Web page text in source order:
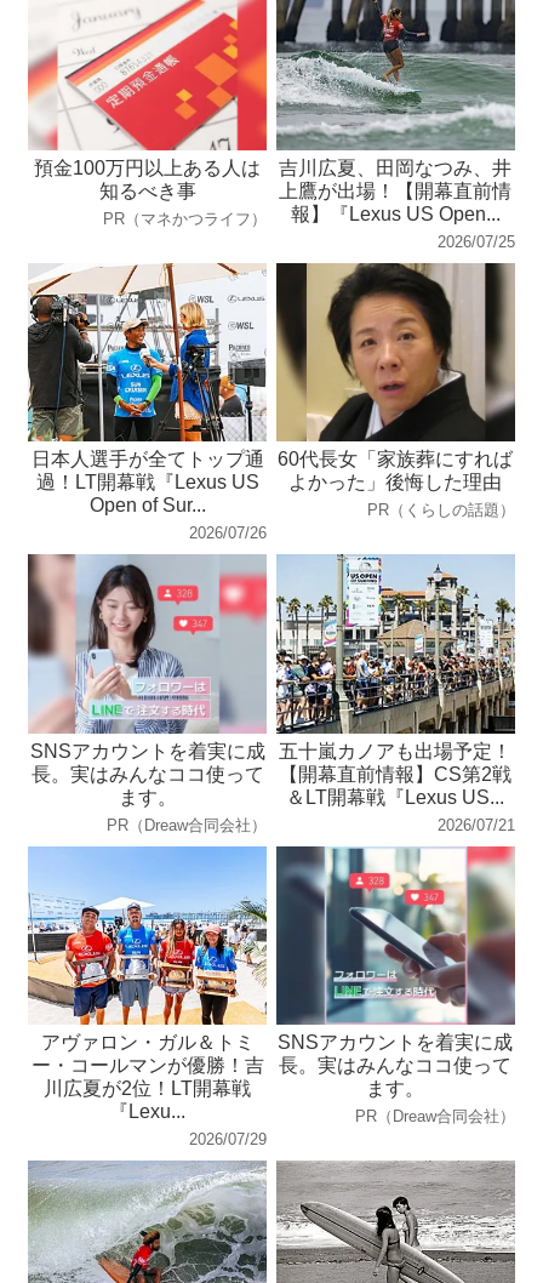
預金100万円以上ある人は
知るべき事
PR（マネかつライフ）
吉川広夏、田岡なつみ、井
上鷹が出場！【開幕直前情
報】『Lexus US Open...
2026/07/25
日本人選手が全てトップ通
過！LT開幕戦『Lexus US
Open of Sur...
2026/07/26
60代長女「家族葬にすれば
よかった」後悔した理由
PR（くらしの話題）
SNSアカウントを着実に成
長。実はみんなココ使って
ます。
PR（Dreaw合同会社）
五十嵐カノアも出場予定！
【開幕直前情報】CS第2戦
＆LT開幕戦『Lexus US...
2026/07/21
アヴァロン・ガル＆トミ
ー・コールマンが優勝！吉
川広夏が2位！LT開幕戦
『Lexu...
2026/07/29
SNSアカウントを着実に成
長。実はみんなココ使って
ます。
PR（Dreaw合同会社）